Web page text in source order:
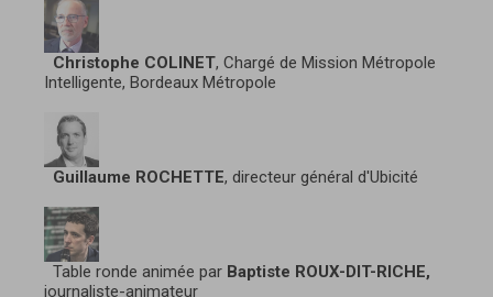
Christophe COLINET, Chargé de Mission Métropole
Intelligente, Bordeaux Métropole
Guillaume ROCHETTE, directeur général d'Ubicité
Table ronde animée par Baptiste ROUX-DIT-RICHE,
journaliste-animateur